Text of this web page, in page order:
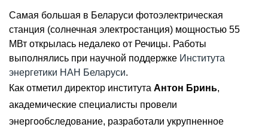
Самая большая в Беларуси фотоэлектрическая
станция (солнечная электростанция) мощностью 55
МВт открылась недалеко от Речицы. Работы
выполнялись при научной поддержке Института
энергетики НАН Беларуси.
Как отметил директор института Антон Бринь,
академические специалисты провели
энергообследование, разработали укрупненное